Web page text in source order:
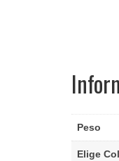
Peso
Elige